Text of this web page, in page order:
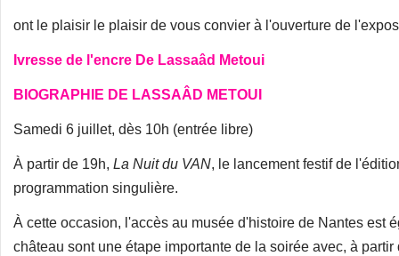
ont le plaisir le plaisir de vous convier à l'ouverture de
Ivresse de l'encre De Lassaâd Metoui
BIOGRAPHIE DE LASSAÂD METOUI
Samedi 6 juillet, dès 10h (entrée libre)
À partir de 19h, La Nuit du VAN, le lancement festif de
programmation singulière.
À cette occasion, l'accès au musée d'histoire de Nantes est
château sont une étape importante de la soirée avec, à